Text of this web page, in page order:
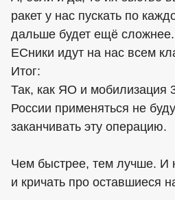
ракет у нас пускать по
дальше будет ещё
ЕСники идут на нас всем
Итог:
Так, как ЯО и мобилизация
России применяться не
заканчивать эту операцию.
Чем быстрее, тем лучше. И
и кричать про оставшиеся